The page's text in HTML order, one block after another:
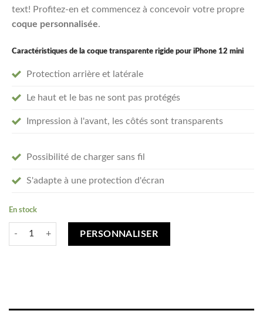
text! Profitez-en et commencez à concevoir votre propre
coque personnalisée.
Caractéristiques de la coque transparente rigide pour iPhone 12 mini
Protection arrière et latérale
Le haut et le bas ne sont pas protégés
Impression à l'avant, les côtés sont transparents
Possibilité de charger sans fil
S'adapte à une protection d'écran
En stock
quantité de Créez votre iPhone 12 mini coque personnalisée -
PERSONNALISER